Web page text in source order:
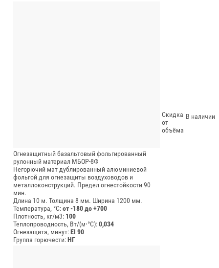
Огнезащитный базальтовый фольгированный
рулонный материал МБОР-8Ф
Негорючий мат дублированный алюминиевой
фольгой для огнезащиты воздуховодов и
металлоконструкций. Предел огнестойкости 90
мин.
Длина 10 м. Толщина 8 мм. Ширина 1200 мм.
Температура, °C:от -180 до +700
Плотность, кг/м3: 100
Теплопроводность, Вт/(м⋅°С):0,034
Огнезащита, минут:EI 90
Группа горючести:НГ
Скидка
от
объёма
В наличии